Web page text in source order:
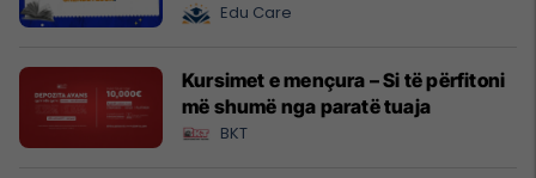
Edu Care
Kursimet e mençura – Si të përfitoni
më shumë nga paratë tuaja
BKT